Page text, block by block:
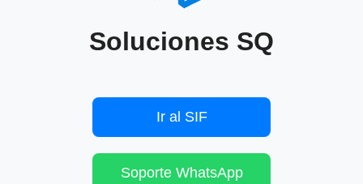
Soluciones SQ
Ir al SIF
Soporte WhatsApp